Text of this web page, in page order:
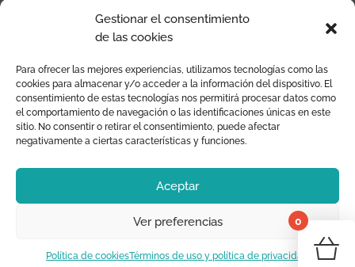
Gestionar el consentimiento
de las cookies
Para ofrecer las mejores experiencias, utilizamos tecnologías como las
cookies para almacenar y/o acceder a la información del dispositivo. El
consentimiento de estas tecnologías nos permitirá procesar datos como
el comportamiento de navegación o las identificaciones únicas en este
sitio. No consentir o retirar el consentimiento, puede afectar
negativamente a ciertas características y funciones.
Aceptar
Ver preferencias
Política de cookiesTérminos de uso y política de privacidad
Pago seguro
Devoluciones y garantía
0